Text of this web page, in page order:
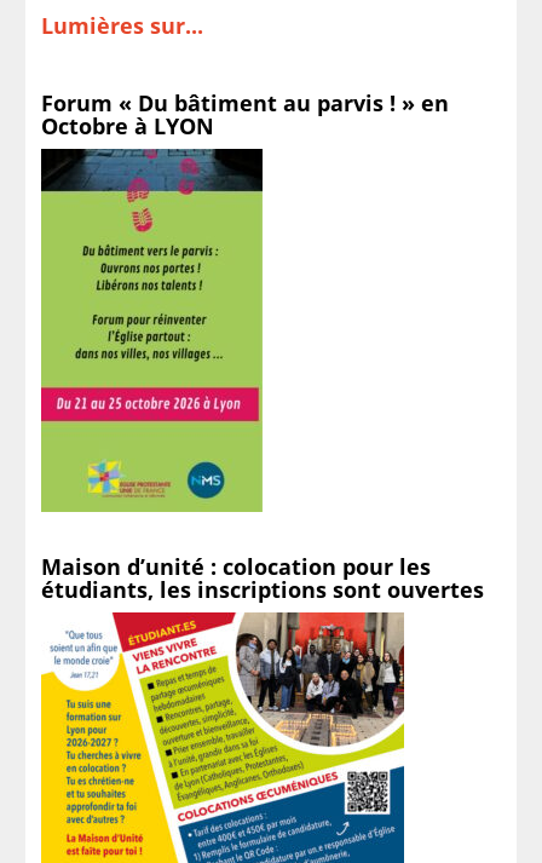
Lumières sur...
Forum « Du bâtiment au parvis ! » en
Octobre à LYON
Maison d’unité : colocation pour les
étudiants, les inscriptions sont ouvertes